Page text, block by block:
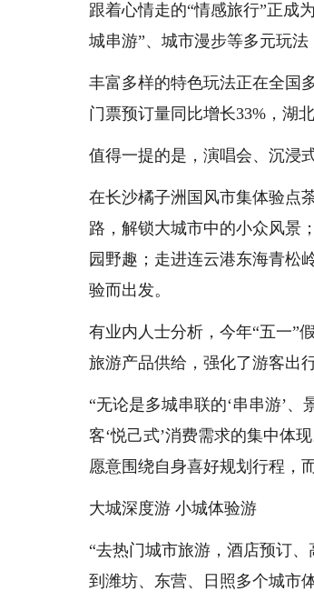
跟着心情走的“情感旅行”正成
城串游”、城市漫步等多元玩法
丰富多样的特色玩法正在全国
门票预订量同比增长33%，湖
值得一提的是，演唱会、沉浸
在长沙橘子洲国风市集体验点
路，解锁大城市中的小众风景
园野趣；走进连云港东海青
验而出发。
有业内人士分析，今年“五一”
旅游产品供给，强化了游客出
“无论是多城串联的‘串串游’
客‘悦己式’消费需求的集中体
愿意围绕自身喜好规划行程，
大城深度游 小城体验游
“去热门城市旅游，酒店预订
到潍坊、东营、日照多个城市体